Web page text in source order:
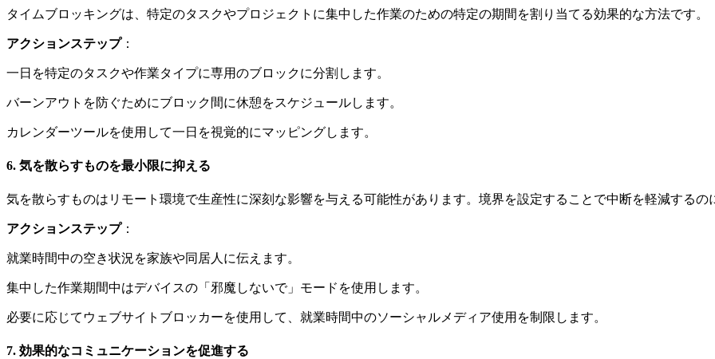
タイムブロッキングは、特定のタスクやプロジェクトに集中した作業のための特定の期間を割り当てる効果的な方法です。
アクションステップ：
一日を特定のタスクや作業タイプに専用のブロックに分割します。
バーンアウトを防ぐためにブロック間に休憩をスケジュールします。
カレンダーツールを使用して一日を視覚的にマッピングします。
6. 気を散らすものを最小限に抑える
気を散らすものはリモート環境で生産性に深刻な影響を与える可能性があります。境界を設定することで中断を軽減するの
アクションステップ：
就業時間中の空き状況を家族や同居人に伝えます。
集中した作業期間中はデバイスの「邪魔しないで」モードを使用します。
必要に応じてウェブサイトブロッカーを使用して、就業時間中のソーシャルメディア使用を制限します。
7. 効果的なコミュニケーションを促進する